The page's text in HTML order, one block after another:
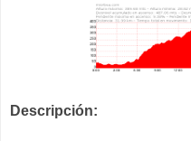
Descripción: